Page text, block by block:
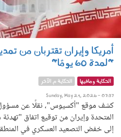
أمريكا وإيران تقتربان من
"لمدة 60 يومًا"
الحكاية ومافيها الحكاية م الآخر
Sunday, May 24, 2026 - 07:37
كشف موقع "أكسيوس"، نقلًا عن مسؤول
إلى خفض التصعيد العسكري في